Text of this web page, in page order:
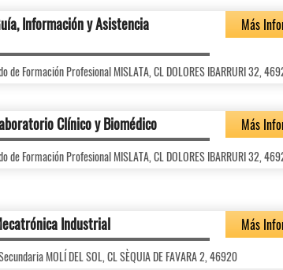
Información y Asistencia Más
de Formación Profesional MISLATA, CL DOLORES IBARRURI 32,
Clínico y Biomédico Más
de Formación Profesional MISLATA, CL DOLORES IBARRURI 32,
Industrial Más
MOLÍ DEL SOL, CL SÈQUIA DE FAVARA 2, 46920